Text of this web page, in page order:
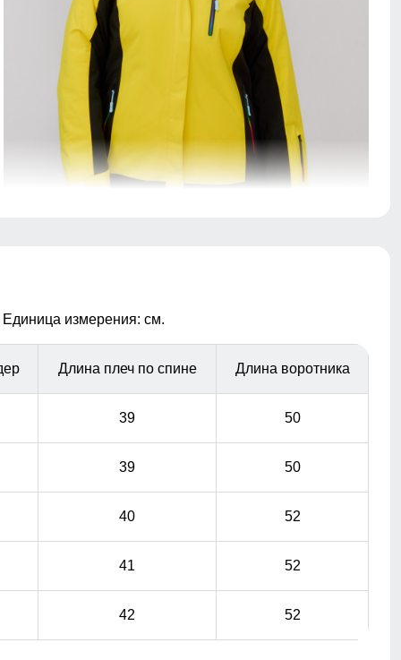
Ветрозащитная планка
Ветрозащитная планка нужна для защиты от ветра и
холодного воздуха который может проникнуть внутрь
Единица измерения: см.
Длина плеч по спине Длина воротника
39 50
39 50
40 52
41 52
42 52